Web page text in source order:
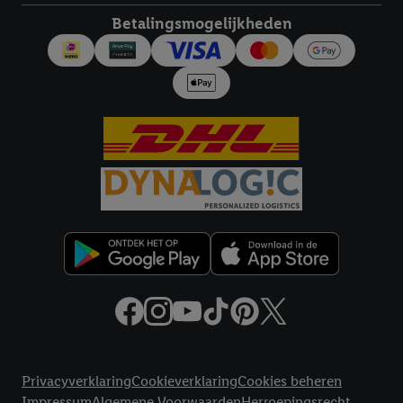
Betalingsmogelijkheden
PrivacyverklaringCookieverklaringCookies beheren
diensten worden weergegeven, als verschillende eindapparaten
en Lidl-diensten, met behulp van jouw gehashte e-mailadres en
met eventuele andere identifiers of met identifiers waarover
Criteo S.A. beschikt, aan jou kunnen worden toegewezen.
Onder "Aanpassen" kun je aangeven met welke cookies en
je instemt. Verder kan je er meer informatie vinden over de
gegevensverwerking.
Door te klikken op "Weigeren", kies je voor de optie dat er enkel
technisch noodzakelijke cookies en vergelijkbare technieken
Door op "Akkoord" te klikken, stem je in met alle verwerkingen
voor alle bovengenoemde doeleinden. Meer informatie,
jouw toestemming op elk gewenst moment in te trekken, vind je
privacyverklaring.Je vindt de impressum voor de Lidl